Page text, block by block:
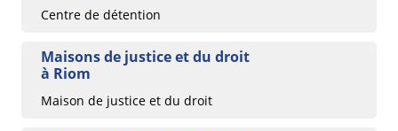
Centre de détention
Maisons de justice et du droit
à Riom
Maison de justice et du droit